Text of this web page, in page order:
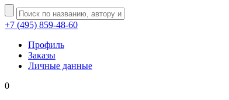
+7 (495) 859-48-60
Профиль
Заказы
Личные данные
0